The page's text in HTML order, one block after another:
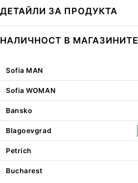
ДЕТАЙЛИ ЗА ПРОДУКТА
НАЛИЧНОСТ В МАГАЗИНИТЕ
Sofia MAN
Sofia WOMAN
Bansko
Blagoevgrad
Petrich
Bucharest